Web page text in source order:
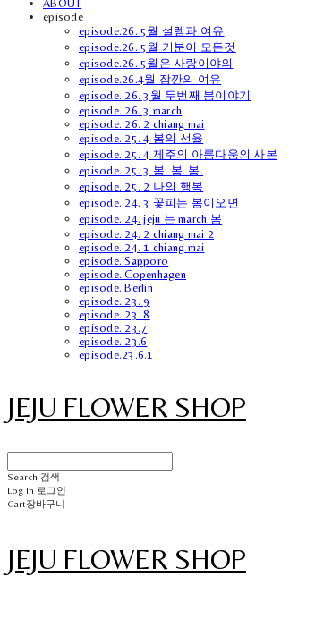
ABOUT
episode
episode.26. 5월 설렘과 여유
episode.26. 5월 기분이 모든것
episode.26. 5월은 사랑이야의
episode.26.4월 잠깐의 여유
episode. 26. 3월 두번째 봄이야기
episode. 26. 3 march
episode. 26. 2 chiang mai
episode. 25. 4 봄의 선율
episode. 25. 4 제주의 아름다움의 사본
episode. 25. 3 봄. 봄. 봄.
episode. 25. 2 나의 행복
episode. 24. 3 꽃피는 봄이오면
episode. 24. jeju 는 march 봄
episode. 24. 2 chiang mai 2
episode. 24. 1 chiang mai
episode. Sapporo
episode. Copenhagen
episode. Berlin
episode. 23. 9
episode. 23. 8
episode. 23.7
episode. 23.6
episode.23.6.1
JEJU FLOWER SHOP
Search 검색
Log In 로그인
Cart장바구니
JEJU FLOWER SHOP